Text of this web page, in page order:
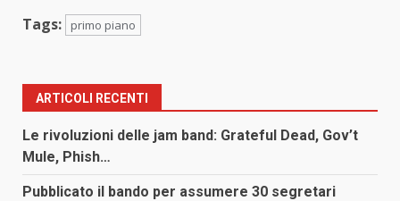
Tags: primo piano
ARTICOLI RECENTI
Le rivoluzioni delle jam band: Grateful Dead, Gov’t
Mule, Phish…
Pubblicato il bando per assumere 30 segretari